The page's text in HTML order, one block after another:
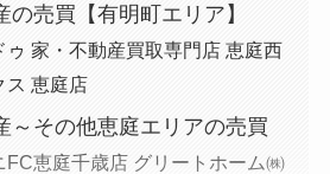
の売買【有明町エリア】
ゥ 家・不動産買取専門店 恵庭西
ス 恵庭店
～その他恵庭エリアの売買
FC恵庭千歳店 グリートホーム㈱